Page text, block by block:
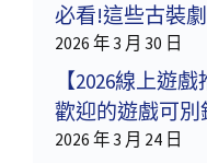
必看!這些古裝
2026 年 3 月 30 日
【2026線上遊
歡迎的遊戲可別
2026 年 3 月 24 日